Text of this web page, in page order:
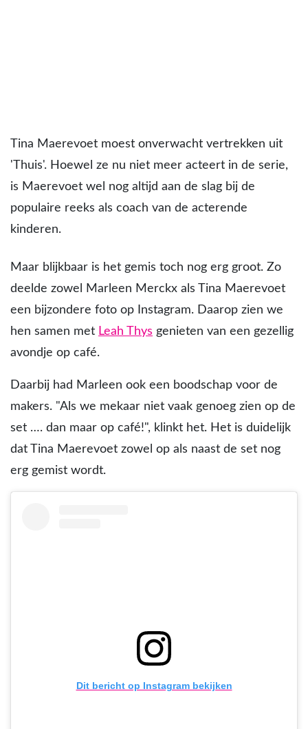
Tina Maerevoet moest onverwacht vertrekken uit
'Thuis'. Hoewel ze nu niet meer acteert in de serie,
is Maerevoet wel nog altijd aan de slag bij de
populaire reeks als coach van de acterende
kinderen.
Maar blijkbaar is het gemis toch nog erg groot. Zo
deelde zowel Marleen Merckx als Tina Maerevoet
een bijzondere foto op Instagram. Daarop zien we
hen samen met Leah Thys genieten van een gezellig
avondje op café.
Daarbij had Marleen ook een boodschap voor de
makers. "Als we mekaar niet vaak genoeg zien op de
set …. dan maar op café!", klinkt het. Het is duidelijk
dat Tina Maerevoet zowel op als naast de set nog
erg gemist wordt.
Dit bericht op Instagram bekijken